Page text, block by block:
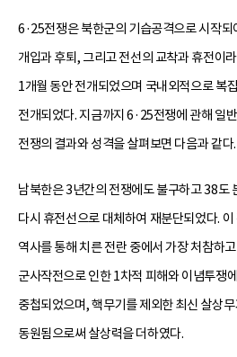
6·25전쟁은 북한군의 기습공격으로 시작되
개입과 후퇴, 그리고 전선의 교착과 휴전이
1개월 동안 전개되었으며 국내외적으로 복
전개되었다. 지금까지 6·25전쟁에 관해 일
전쟁의 결과와 성격을 살펴보면 다음과 같다.
남북한은 3년간의 전쟁에도 불구하고 38도
다시 휴전선으로 대체하여 재분단되었다.
역사를 통해 치른 전란 중에서 가장 처참하
군사작전으로 인한 1차적 피해와 이념투쟁
중첩되었으며, 핵무기를 제외한 최신 살상무
동원됨으로써 살상력을 더하였다.